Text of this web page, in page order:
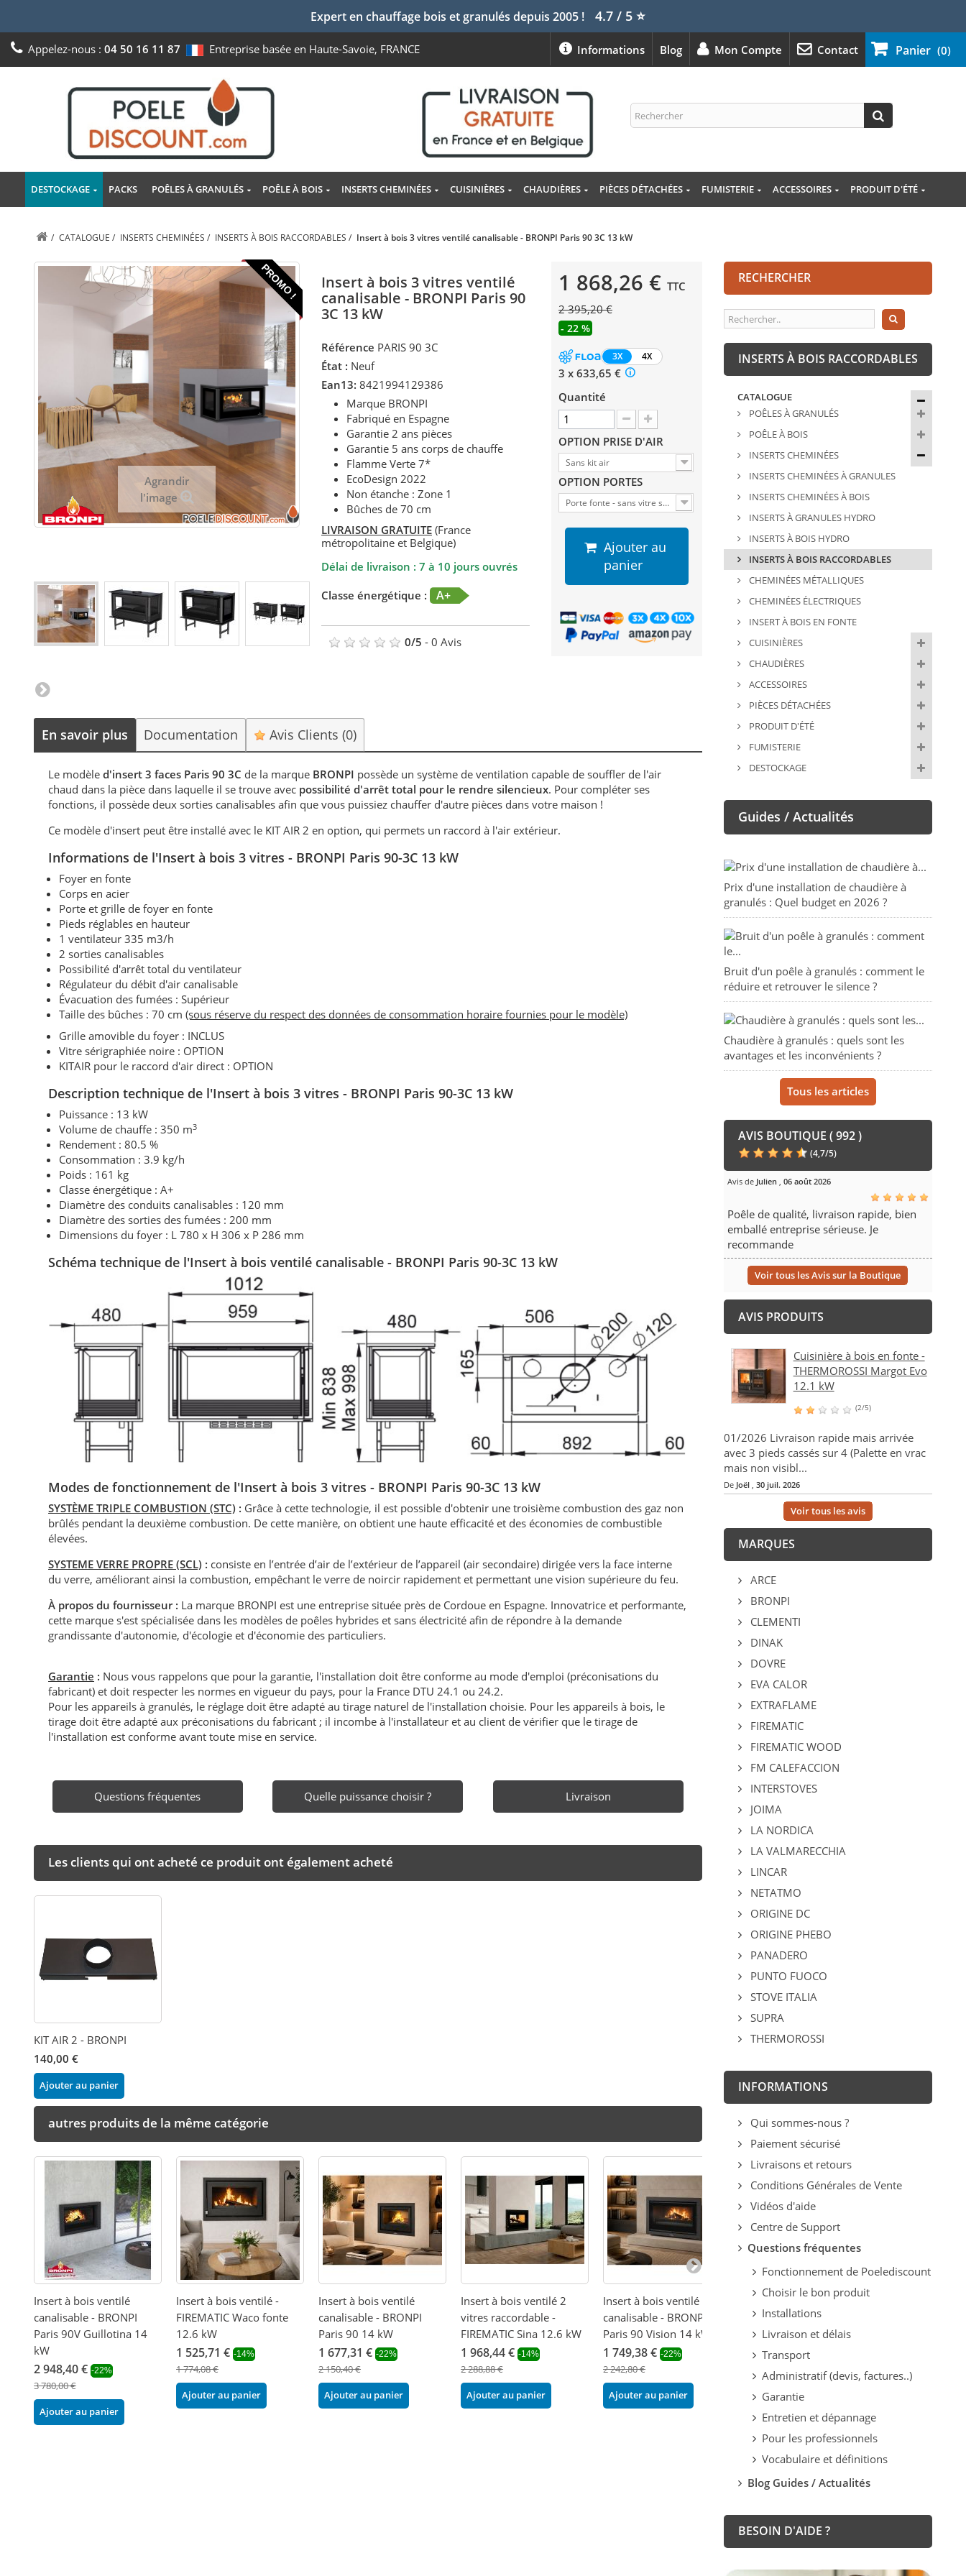
Expert en chauffage bois et granulés depuis 2005 ! 4.7 / 5⭐
Panier (0)
Appelez-nous : 04 50 16 11 87 Entreprise basée en Haute-Savoie, FRANCE Contact
Mon Compte
Blog
Informations
DESTOCKAGE PACKS POÊLES À GRANULÉS POÊLE À BOIS INSERTS CHEMINÉES CUISINIÈRES CHAUDIÈRES PIÈCES DÉTACHÉES FUMISTERIE ACCESSOIRES PRODUIT D'ÉTÉ
/ CATALOGUE / INSERTS CHEMINÉES / INSERTS À BOIS RACCORDABLES / Insert à bois 3 vitres ventilé canalisable - BRONPI Paris 90 3C 13 kW
PROMO !
Agrandir
l'image
Insert à bois 3 vitres ventilé
canalisable - BRONPI Paris 90
3C 13 kW
Référence PARIS 90 3C
État : Neuf
Ean13: 8421994129386
Marque BRONPI
Fabriqué en Espagne
Garantie 2 ans pièces
Garantie 5 ans corps de chauffe
Flamme Verte 7*
EcoDesign 2022
Non étanche : Zone 1
Bûches de 70 cm
LIVRAISON GRATUITE (France
métropolitaine et Belgique)
Délai de livraison : 7 à 10 jours ouvrés
Classe énergétique :
A+
0/5 - 0 Avis
1 868,26 € TTC
2 395,20 €
- 22 %
3X 4X
3 x 633,65 €
Quantité
OPTION PRISE D'AIR
Sans kit air
OPTION PORTES
Porte fonte - sans vitre sérigraphiée
Ajouter au
panier
En savoir plus Documentation Avis Clients(0)
Le modèle d'insert 3 faces Paris 90 3C de la marque BRONPI possède un système de ventilation capable de souffler de l'air
chaud dans la pièce dans laquelle il se trouve avec possibilité d'arrêt total pour le rendre silencieux. Pour compléter ses
fonctions, il possède deux sorties canalisables afin que vous puissiez chauffer d'autre pièces dans votre maison !
Ce modèle d'insert peut être installé avec le KIT AIR 2 en option, qui permets un raccord à l'air extérieur.
Informations de l'Insert à bois 3 vitres - BRONPI Paris 90-3C 13 kW
Foyer en fonte
Corps en acier
Porte et grille de foyer en fonte
Pieds réglables en hauteur
1 ventilateur 335 m3/h
2 sorties canalisables
Possibilité d'arrêt total du ventilateur
Régulateur du débit d'air canalisable
Évacuation des fumées : Supérieur
Taille des bûches : 70 cm(sous réserve du respect des données de consommation horaire fournies pour le modèle)
Grille amovible du foyer : INCLUS
Vitre sérigraphiée noire : OPTION
KITAIR pour le raccord d'air direct : OPTION
Description technique de l'Insert à bois 3 vitres - BRONPI Paris 90-3C 13 kW
Puissance : 13 kW
Volume de chauffe : 350 m3
Rendement : 80.5 %
Consommation : 3.9 kg/h
Poids : 161 kg
Classe énergétique : A+
Diamètre des conduits canalisables : 120 mm
Diamètre des sorties des fumées : 200 mm
Dimensions du foyer : L 780 x H 306 x P 286 mm
Schéma technique de l'Insert à bois ventilé canalisable- BRONPI Paris 90-3C 13 kW
Modes de fonctionnement de l'Insert à bois 3 vitres - BRONPI Paris 90-3C 13 kW
SYSTÈME TRIPLE COMBUSTION (STC) : Grâce à cette technologie, il est possible d'obtenir une troisième combustion des gaz non
brûlés pendant la deuxième combustion. De cette manière, on obtient une haute efficacité et des économies de combustible
élevées.
SYSTEME VERRE PROPRE (SCL) : consiste en l’entrée d’air de l’extérieur de l’appareil (air secondaire) dirigée vers la face interne
du verre, améliorant ainsi la combustion, empêchant le verre de noircir rapidement et permettant une vision supérieure du feu.
À propos du fournisseur : La marque BRONPI est une entreprise située près de Cordoue en Espagne. Innovatrice et performante,
cette marque s'est spécialisée dans les modèles de poêles hybrides et sans électricité afin de répondre à la demande
grandissante d'autonomie, d'écologie et d'économie des particuliers.
Garantie : Nous vous rappelons que pour la garantie, l'installation doit être conforme au mode d'emploi (préconisations du
fabricant) et doit respecter les normes en vigueur du pays, pour la France DTU 24.1 ou 24.2.
Pour les appareils à granulés, le réglage doit être adapté au tirage naturel de l'installation choisie. Pour les appareils à bois, le
tirage doit être adapté aux préconisations du fabricant ; il incombe à l'installateur et au client de vérifier que le tirage de
l'installation est conforme avant toute mise en service.
Questions fréquentes Quelle puissance choisir ? Livraison
Les clients qui ont acheté ce produit ont également acheté
KIT AIR 2 - BRONPI
140,00 €
Ajouter au panier
autres produits de la même catégorie
Insert à bois ventilé
canalisable - BRONPI
Paris 90V Guillotina 14
kW
2 948,40 € -22%
3 780,00 €
Ajouter au panier
Insert à bois ventilé -
FIREMATIC Waco fonte
12.6 kW
1 525,71 € -14%
1 774,08 €
Ajouter au panier
Insert à bois ventilé
canalisable - BRONPI
Paris 90 14 kW
1 677,31 € -22%
2 150,40 €
Ajouter au panier
Insert à bois ventilé 2
vitres raccordable -
FIREMATIC Sina 12.6 kW
1 968,44 € -14%
2 288,88 €
Ajouter au panier
Insert à bois ventilé
canalisable - BRONPI
Paris 90 Vision 14 kW
1 749,38 € -22%
2 242,80 €
Ajouter au panier
Insert à bois ventilé - LA
NORDICA Inserto 100
Lean 10.5 kW
2 291,88 € -29%
3 228,00 €
Ajouter au panier
2 808,00 €
RECHERCHER
INSERTS À BOIS RACCORDABLES
CATALOGUE
POÊLES À GRANULÉS
POÊLE À BOIS
INSERTS CHEMINÉES
INSERTS CHEMINÉES À GRANULES
INSERTS CHEMINÉES À BOIS
INSERTS À GRANULES HYDRO
INSERTS À BOIS HYDRO
INSERTS À BOIS RACCORDABLES
CHEMINÉES MÉTALLIQUES
CHEMINÉES ÉLECTRIQUES
INSERT À BOIS EN FONTE
CUISINIÈRES
CHAUDIÈRES
ACCESSOIRES
PIÈCES DÉTACHÉES
PRODUIT D'ÉTÉ
FUMISTERIE
DESTOCKAGE
Guides / Actualités
Prix d'une installation de chaudière à
granulés : Quel budget en 2026 ?
Bruit d'un poêle à granulés : comment le
réduire et retrouver le silence ?
Chaudière à granulés : quels sont les
avantages et les inconvénients ?
Tous les articles
AVIS BOUTIQUE ( 992 )
(4,7/5)
Avis de Julien, 06 août 2026
Poêle de qualité, livraison rapide, bien
emballé entreprise sérieuse. Je
recommande
Voir tous les Avis sur la Boutique
AVIS PRODUITS
Cuisinière à bois en fonte -
THERMOROSSI Margot Evo
12.1 kW
(2/5)
01/2026 Livraison rapide mais arrivée
avec 3 pieds cassés sur 4 (Palette en vrac
mais non visibl...
De Joël, 30 juil. 2026
Voir tous les avis
MARQUES
ARCE
BRONPI
CLEMENTI
DINAK
DOVRE
EVA CALOR
EXTRAFLAME
FIREMATIC
FIREMATIC WOOD
FM CALEFACCION
INTERSTOVES
JOIMA
LA NORDICA
LA VALMARECCHIA
LINCAR
NETATMO
ORIGINE DC
ORIGINE PHEBO
PANADERO
PUNTO FUOCO
STOVE ITALIA
SUPRA
THERMOROSSI
INFORMATIONS
Qui sommes-nous ?
Paiement sécurisé
Livraisons et retours
Conditions Générales de Vente
Vidéos d'aide
Centre de Support
Questions fréquentes
Fonctionnement de Poelediscount
Choisir le bon produit
Installations
Livraison et délais
Transport
Administratif (devis, factures..)
Garantie
Entretien et dépannage
Pour les professionnels
Vocabulaire et définitions
Blog Guides / Actualités
BESOIN D'AIDE ?